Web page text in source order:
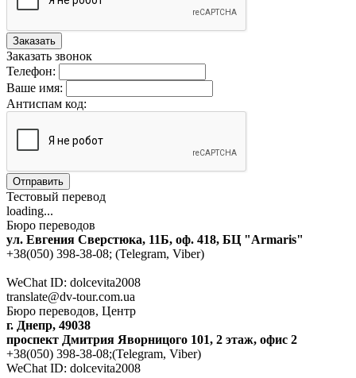
Заказать
Заказать звонок
Телефон:
Ваше имя:
Антиспам код:
Отправить
Тестовый перевод
loading...
Бюро переводов
ул. Евгения Сверстюка, 11Б, оф. 418, БЦ "Armaris"
+38(050) 398-38-08; (Telegram, Viber)
WeChat ID: dolcevita2008
translate@dv-tour.com.ua
Бюро переводов, Центр
г. Днепр, 49038
проспект Дмитрия Яворницого 101, 2 этаж, офис 2
+38(050) 398-38-08;(Telegram, Viber)
WeChat ID: dolcevita2008